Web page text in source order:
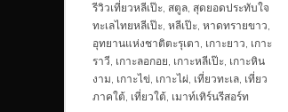
รีวิวเที่ยวหลีเป๊ะ, สตูล, สุดยอดประทับใจ
ทะเลไทยหลีเป๊ะ, หลีเป๊ะ, หาดทรายขาว,
อุทยานแห่งชาติตะรุเตา, เกาะยาว, เกาะ
ราวี, เกาะลอกอย, เกาะหลีเป๊ะ, เกาะหิน
งาม, เกาะไข่, เกาะไผ่, เที่ยวทะเล, เที่ยว
ภาคใต้, เที่ยวใต้, เมาท์เทิร์นรีสอร์ท